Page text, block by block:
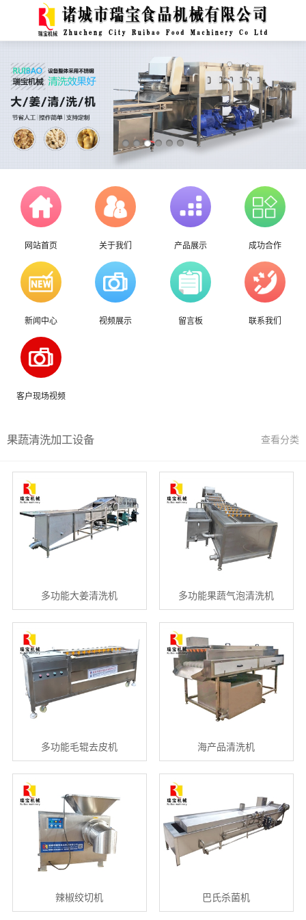
网站首页 关于我们 产品展示 成功合作
新闻中心 视频展示 留言板 联系我们
客户现场视频
果蔬清洗加工设备 查看分类
多功能大姜清洗机 多功能果蔬气泡清洗机
多功能毛辊去皮机 海产品清洗机
辣椒绞切机 巴氏杀菌机